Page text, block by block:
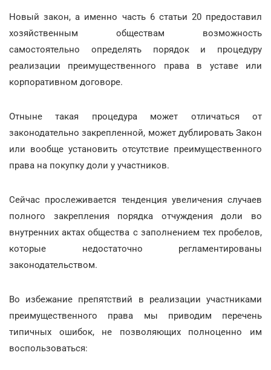
Новый закон, а именно часть 6 статьи 20 предоставил
хозяйственным обществам возможность
самостоятельно определять порядок и процедуру
реализации преимущественного права в уставе или
корпоративном договоре.
Отныне такая процедура может отличаться от
законодательно закрепленной, может дублировать Закон
или вообще установить отсутствие преимущественного
права на покупку доли у участников.
Сейчас прослеживается тенденция увеличения случаев
полного закрепления порядка отчуждения доли во
внутренних актах общества с заполнением тех пробелов,
которые недостаточно регламентированы
законодательством.
Во избежание препятствий в реализации участниками
преимущественного права мы приводим перечень
типичных ошибок, не позволяющих полноценно им
воспользоваться: